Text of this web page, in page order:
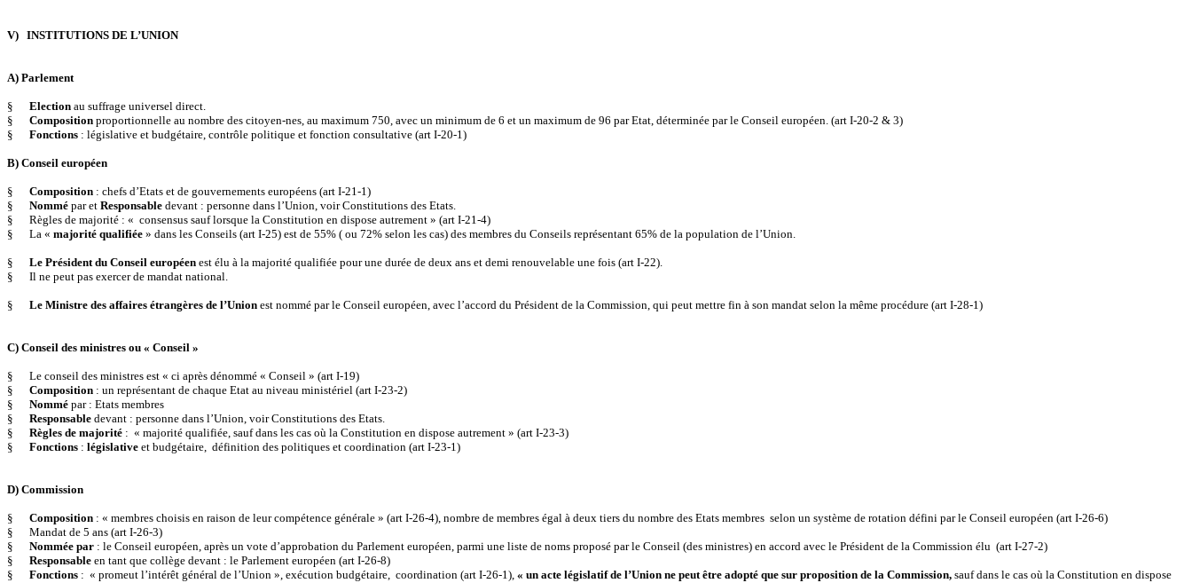
V) INSTITUTIONS DE L’UNION
A) Parlement
§ Election au suffrage universel direct.
§
Composition proportionnelle au nombre des citoyen-nes, au maximum 750, avec un minimum de 6 et un maximum de 96 par Etat, déterminée par le Conseil européen. (art I-20-2 & 3)
§
Fonctions : législative et budgétaire, contrôle politique et fonction consultative (art I-20-1)
B) Conseil européen
§ Composition : chefs d’Etats et de gouvernements européens (art I-21-1)
§
Nommé par et Responsable devant : personne dans l’Union, voir Constitutions des Etats.
§
Règles de majorité : « consensus sauf lorsque la Constitution en dispose autrement » (art I-21-4)
§
La « majorité qualifiée » dans les Conseils (art I-25) est de 55% ( ou 72% selon les cas) des membres du Conseils représentant 65% de la population de l’Union.
§ Le Président du Conseil européen est élu à la majorité qualifiée pour une durée de deux ans et demi renouvelable une fois (art I-22).
§
Il ne peut pas exercer de mandat national.
§ Le Ministre des affaires étrangères de l’Union est nommé par le Conseil européen, avec l’accord du Président de la Commission, qui peut mettre fin à son mandat selon la même procédure (art I-28-1)
C) Conseil des ministres ou « Conseil »
§
Le conseil des ministres est « ci après dénommé « Conseil » (art I-19)
§
Composition : un représentant de chaque Etat au niveau ministériel (art I-23-2)
§
Nommé par : Etats membres
§
Responsable devant : personne dans l’Union, voir Constitutions des Etats.
§
Règles de majorité : « majorité qualifiée, sauf dans les cas où la Constitution en dispose autrement » (art I-23-3)
§
Fonctions : législative et budgétaire, définition des politiques et coordination (art I-23-1)
D) Commission
§ Composition : « membres choisis en raison de leur compétence générale » (art I-26-4), nombre de membres égal à deux tiers du nombre des Etats membres selon un système de rotation défini par le Conseil européen (art I-26-6)
§
Mandat de 5 ans (art I-26-3)
§
Nommée par : le Conseil européen, après un vote d’approbation du Parlement européen, parmi une liste de noms proposé par le Conseil (des ministres) en accord avec le Président de la Commission élu (art I-27-2)
§
Responsable en tant que collège devant : le Parlement européen (art I-26-8)
§
Fonctions : « promeut l’intérêt général de l’Union », exécution budgétaire, coordination (art I-26-1), « un acte législatif de l’Union ne peut être adopté que sur proposition de la Commission, sauf dans le cas où la Constitution en dispose